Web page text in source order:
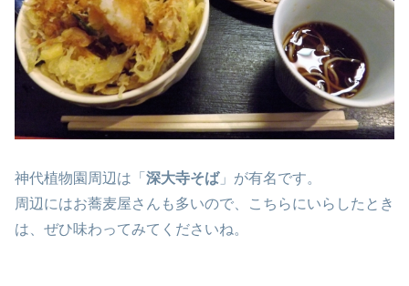
神代植物園周辺は「 深大寺そば」が有名です。
周辺にはお蕎麦屋さんも多いので、こちらにいらしたとき
は、ぜひ味わってみてくださいね。